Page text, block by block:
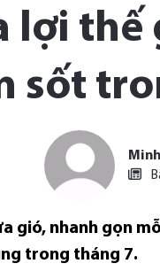
lợi thế
sốt
gió, nhanh gọn
trong tháng 7.